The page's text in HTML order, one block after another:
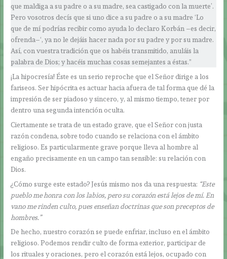
que maldiga a su padre o a su madre, sea castigado con la muerte’.
Pero vosotros decís que si uno dice a su padre o a su madre ‘Lo
que de mí podrías recibir como ayuda lo declaro Korbán –es decir,
ofrenda–‘, ya no le dejáis hacer nada por su padre y por su madre.
Así, con vuestra tradición que os habéis transmitido, anuláis la
palabra de Dios; y hacéis muchas cosas semejantes a éstas.”
¡La hipocresía! Éste es un serio reproche que el Señor dirige a los
fariseos. Ser hipócrita es actuar hacia afuera de tal forma que dé la
impresión de ser piadoso y sincero, y, al mismo tiempo, tener por
dentro una segunda intención oculta.
Ciertamente se trata de un estado grave, que el Señor con justa
razón condena, sobre todo cuando se relaciona con el ámbito
religioso. Es particularmente grave porque lleva al hombre al
engaño precisamente en un campo tan sensible: su relación con
Dios.
¿Cómo surge este estado? Jesús mismo nos da una respuesta: “Este
pueblo me honra con los labios, pero su corazón está lejos de mí. En
vano me rinden culto, pues enseñan doctrinas que son preceptos de
hombres.”
De hecho, nuestro corazón se puede enfriar, incluso en el ámbito
religioso. Podemos rendir culto de forma exterior, participar de
los rituales y oraciones, pero el corazón está lejos, ocupado con